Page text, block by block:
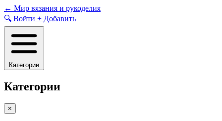
Skip
to
content
← Мир вязания и рукоделия
🔍 Войти + Добавить
Категории
Категории
×